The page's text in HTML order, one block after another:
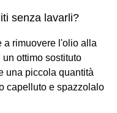
senza lavarli?
a rimuovere l'olio alla
ottimo sostituto
una piccola quantità
capelluto e spazzolalo